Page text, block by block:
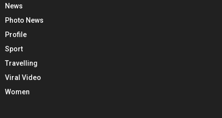
News
Photo News
Profile
Sport
Travelling
Viral Video
Women